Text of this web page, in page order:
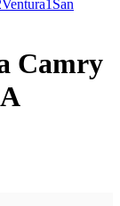
Ventura1 San
Camry